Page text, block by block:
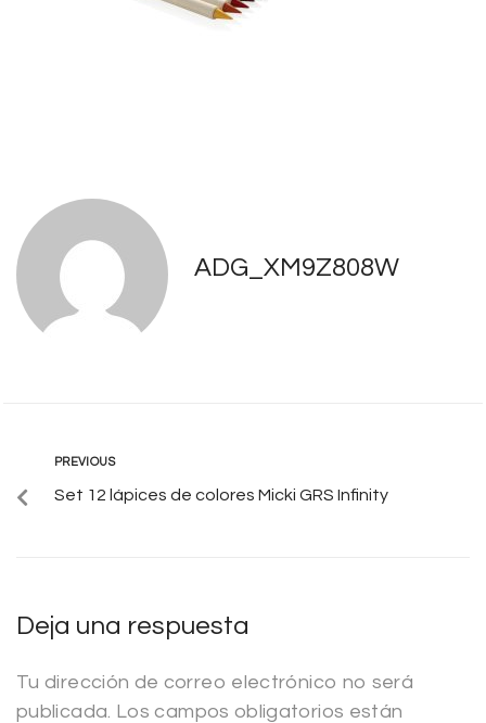
ADG_XM9Z808W
PREVIOUS
Set 12 lápices de colores Micki GRS Infinity
Deja una respuesta
Tu dirección de correo electrónico no será
publicada. Los campos obligatorios están